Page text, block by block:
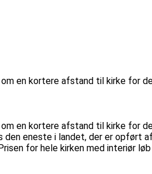
en kortere afstand til kirke for
en kortere afstand til kirke for
den eneste i landet, der er
for hele kirken med interiør